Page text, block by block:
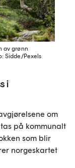
av grønn
Sidde/Pexels
i
om
på kommunalt
som blir
norgeskartet